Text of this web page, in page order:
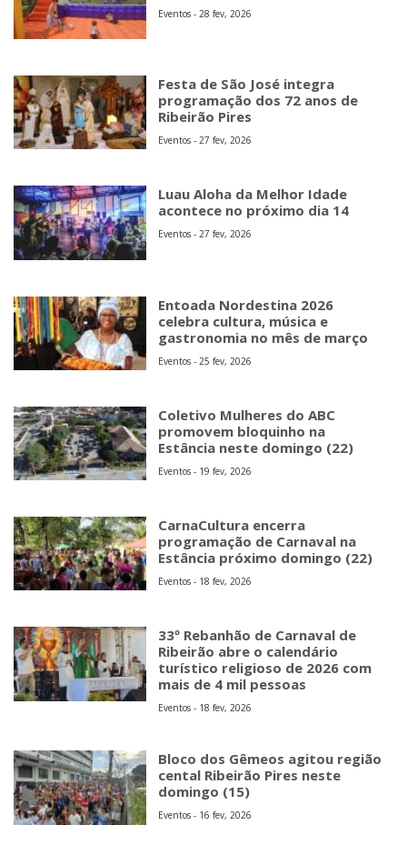
Eventos - 28 fev, 2026
Festa de São José integra
programação dos 72 anos de
Ribeirão Pires
Eventos - 27 fev, 2026
Luau Aloha da Melhor Idade
acontece no próximo dia 14
Eventos - 27 fev, 2026
Entoada Nordestina 2026
celebra cultura, música e
gastronomia no mês de março
Eventos - 25 fev, 2026
Coletivo Mulheres do ABC
promovem bloquinho na
Estância neste domingo (22)
Eventos - 19 fev, 2026
CarnaCultura encerra
programação de Carnaval na
Estância próximo domingo (22)
Eventos - 18 fev, 2026
33º Rebanhão de Carnaval de
Ribeirão abre o calendário
turístico religioso de 2026 com
mais de 4 mil pessoas
Eventos - 18 fev, 2026
Bloco dos Gêmeos agitou região
cental Ribeirão Pires neste
domingo (15)
Eventos - 16 fev, 2026